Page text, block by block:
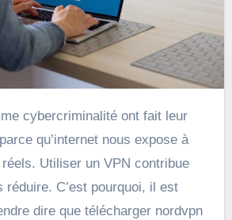
qu’internet nous expose à
Utiliser un VPN contribue
réduire. C’est pourquoi, il est
dire que télécharger nordvpn